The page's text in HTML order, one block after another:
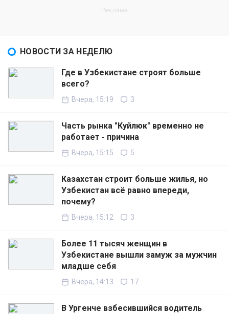
НОВОСТИ ЗА НЕДЕЛЮ
Где в Узбекистане строят больше
всего?
Вчера, 15:19 3
Часть рынка "Куйлюк" временно не
работает - причина
Вчера, 15:15 5
Казахстан строит больше жилья, но
Узбекистан всё равно впереди,
почему?
Вчера, 15:12 3
Более 11 тысяч женщин в
Узбекистане вышли замуж за мужчин
младше себя
Вчера, 14:13 17
В Ургенче взбесившийся водитель